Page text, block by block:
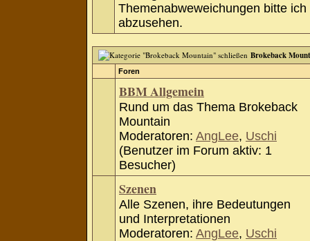
Themenabweweichungen bitte ich
abzusehen.
Brokeback
Foren
BBM Allgemein
Rund um das Thema Brokeback
Mountain
Moderatoren: AngLee, Uschi
(Benutzer im Forum aktiv: 1
Besucher)
Szenen
Alle Szenen, ihre Bedeutungen
und Interpretationen
Moderatoren: AngLee, Uschi